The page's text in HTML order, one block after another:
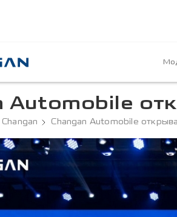
Automobile
Changan Automobile